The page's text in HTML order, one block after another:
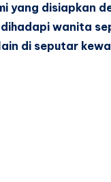
yang disiapkan
dihadapi wanita
di seputar